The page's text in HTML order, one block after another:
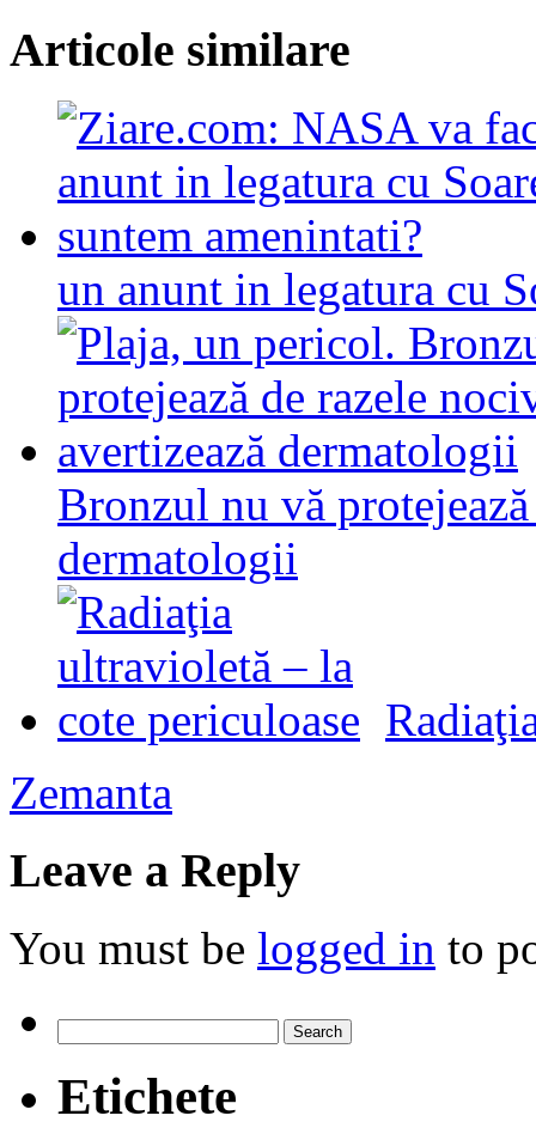
Articole similare
un anunt in legatura cu
Bronzul nu vă
dermatologii
Zemanta
Leave a Reply
You must be logged in to
for:
Etichete